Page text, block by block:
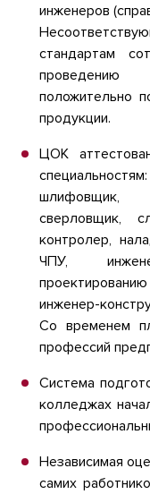
инженеров
стандартам
проведению
положительно
продукции.
ЦОК
шлифовщик,
сверловщик,
контролер,
ЧПУ,
инженер-
Со временем
профессий
Система
колледжах
Независимая
самих